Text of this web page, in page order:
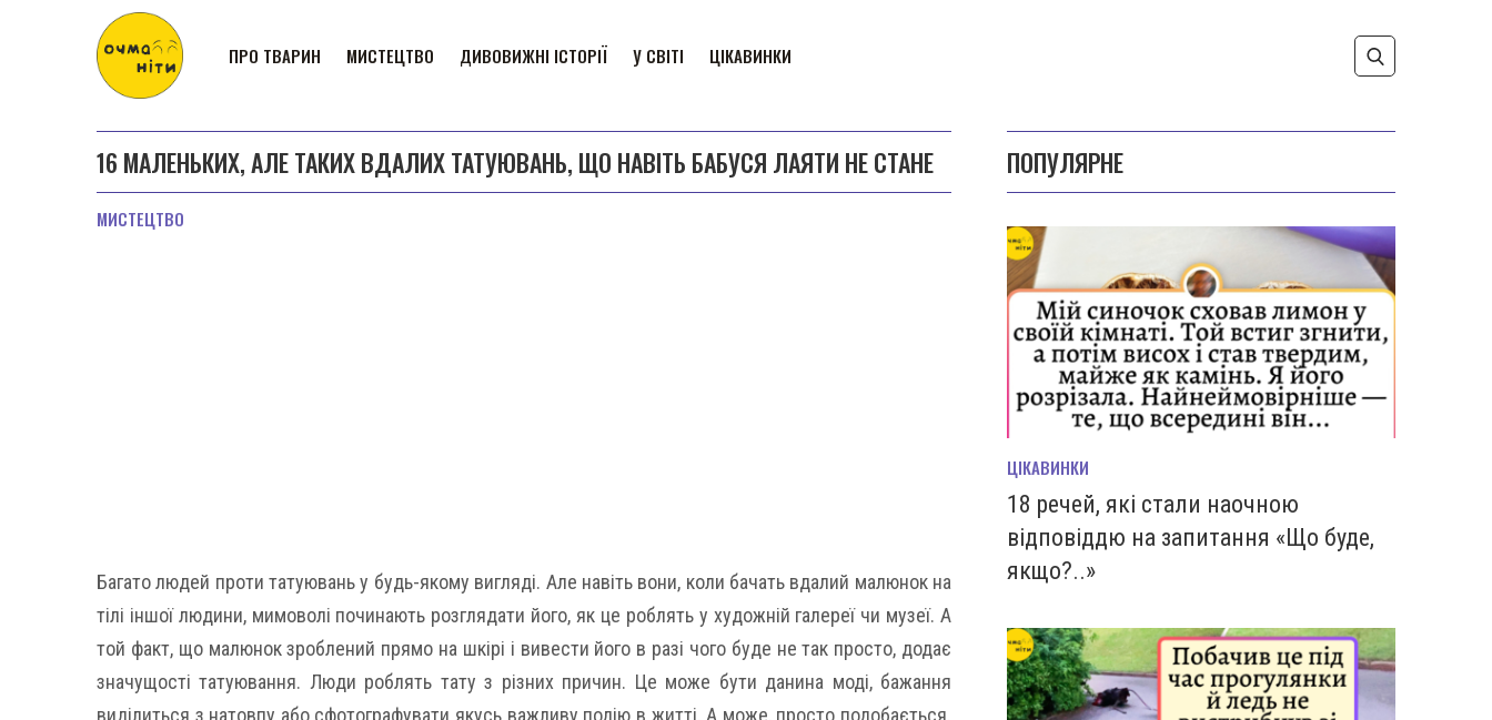
ПРО ТВАРИН МИСТЕЦТВО ДИВОВИЖНІ ІСТОРІЇ У СВІТІ ЦІКАВИНКИ
16 МАЛЕНЬКИХ, АЛЕ ТАКИХ ВДАЛИХ ТАТУЮВАНЬ, ЩО НАВІТЬ БАБУСЯ ЛАЯТИ НЕ СТАНЕ
МИСТЕЦТВО
Багато людей проти татуювань у будь-якому вигляді. Але навіть вони, коли бачать вдалий малюнок на
тілі іншої людини, мимоволі починають розглядати його, як це роблять у художній галереї чи музеї. А
той факт, що малюнок зроблений прямо на шкірі і вивести його в разі чого буде не так просто, додає
значущості татуювання. Люди роблять тату з різних причин. Це може бути данина моді, бажання
виділиться з натовпу або сфотографувати якусь важливу подію в житті. А може, просто подобається.
ПОПУЛЯРНЕ
ЦІКАВИНКИ
18 речей, які стали наочною
відповіддю на запитання «Що буде,
якщо?..»